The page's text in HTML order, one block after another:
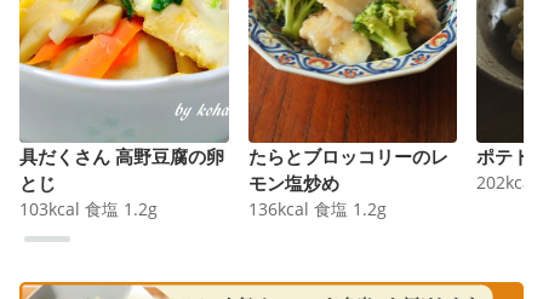
具だくさん 高野豆腐の卵
とじ
103kcal 食塩 1.2g
たらとブロッコリーのレ
モン塩炒め
136kcal 食塩 1.2g
ポテト
202kcal